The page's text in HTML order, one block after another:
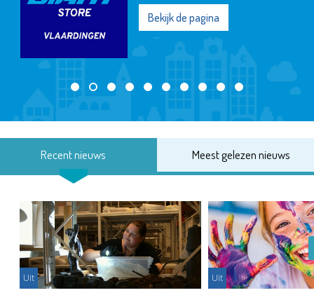
Bekijk de pagina
Recent nieuws Meest gelezen nieuws
Uit Uit